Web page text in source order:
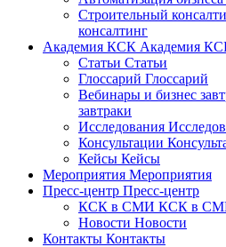
Строительный
консалтинг
Академия КСК Академия
Статьи Статьи
Глоссарий Глоссарий
Вебинары и бизнес
завтраки
Исследования
Консультации
Кейсы Кейсы
Мероприятия Мероприятия
Пресс-центр Пресс-центр
КСК в СМИ КСК в
Новости Новости
Контакты Контакты